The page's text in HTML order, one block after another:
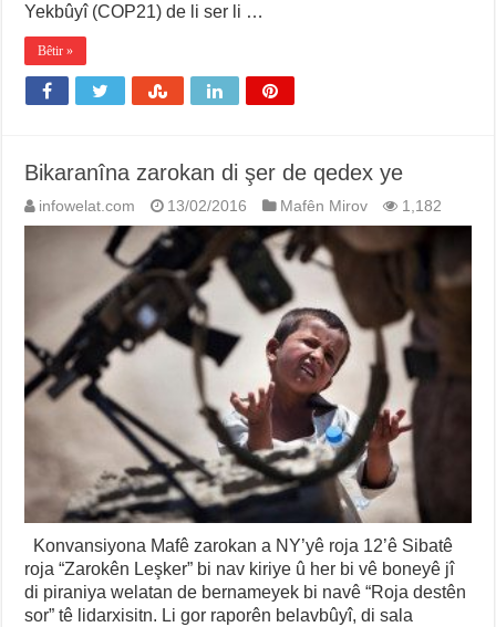
Yekbûyî (COP21) de li ser li …
Bêtir »
Bikaranîna zarokan di şer de qedex ye
infowelat.com 13/02/2016 Mafên Mirov 1,182
Konvansiyona Mafê zarokan a NY’yê roja 12’ê Sibatê
roja “Zarokên Leşker” bi nav kiriye û her bi vê boneyê jî
di piraniya welatan de bernameyek bi navê “Roja destên
sor” tê lidarxisitn. Li gor raporên belavbûyî, di sala